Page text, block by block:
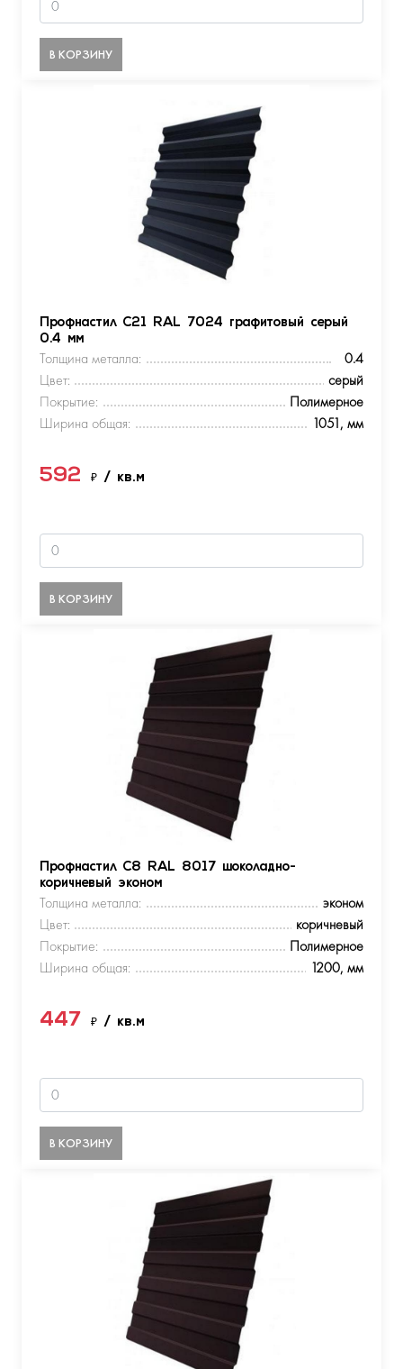
В КОРЗИНУ
Профнастил С21 RAL 7024 графитовый серый
0.4 мм
Толщина металла:
0.4
Цвет:
серый
Покрытие:
Полимерное
Ширина общая:
1051, мм
592 ₽ / кв.м
В КОРЗИНУ
Профнастил С8 RAL 8017 шоколадно-
коричневый эконом
Толщина металла:
эконом
Цвет:
коричневый
Покрытие:
Полимерное
Ширина общая:
1200, мм
447 ₽ / кв.м
В КОРЗИНУ